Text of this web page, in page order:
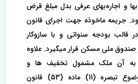
و اجاره‌بهای عرفی بدل مبلغ قرض
جریمه ماخوذه جهت اجرای قانون
بودجه سنواتی و با سازوکار
صندوق ملی مسکن قرار میگیرد. علاوه
آن ملک مشمول تخفیف ها و
معافیتهای مالیاتی موضوع تبصره (11) ماده (53) قانون